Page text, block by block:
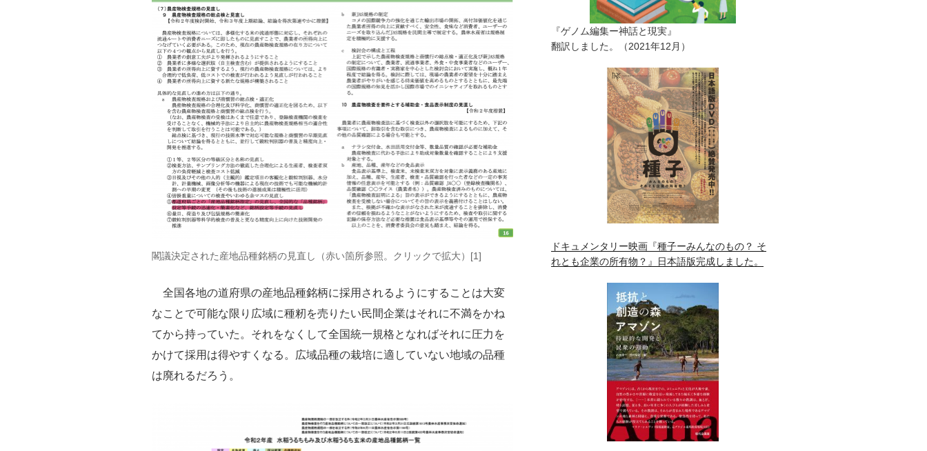
閣議決定された産地品種銘柄の見直し（赤い箇所参照。クリックで拡大）[1]
全国各地の道府県の産地品種銘柄に採用されるようにすることは大変
なことで可能な限り広域に種籾を売りたい民間企業はそれに不満をかね
てから持っていた。それをなくして全国統一規格となればそれに圧力を
かけて採用は得やすくなる。広域品種の栽培に適していない地域の品種
は廃れるだろう。
『ゲノム編集ー神話と現実』
翻訳しました。（2021年12月）
ドキュメンタリー映画『種子ーみんなのもの？ そ
れとも企業の所有物？』日本語版完成しました。